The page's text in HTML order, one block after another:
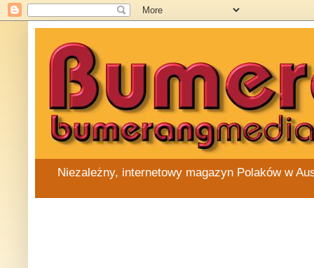
Niezależny, internetowy magazyn Polaków w